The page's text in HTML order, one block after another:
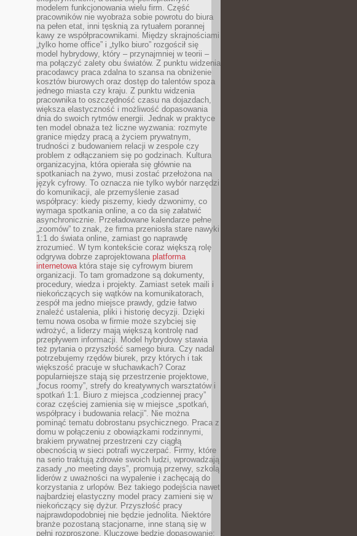
modelem funkcjonowania wielu firm. Część
pracowników nie wyobraża sobie powrotu do biura
na pełen etat, inni tęsknią za rytuałem porannej
kawy ze współpracownikami. Między skrajnościami
„tylko home office” i „tylko biuro” rozgościł się
model hybrydowy, który – przynajmniej w teorii –
ma połączyć zalety obu światów. Z punktu widzenia
pracodawcy praca zdalna to szansa na obniżenie
kosztów biurowych oraz dostęp do talentów spoza
jednego miasta czy kraju. Z punktu widzenia
pracownika to oszczędność czasu na dojazdach,
większa elastyczność i możliwość dopasowania
dnia do swoich rytmów energii. Jednak w praktyce
ten model obnaża też liczne wyzwania: rozmyte
granice między pracą a życiem prywatnym,
trudności z budowaniem relacji w zespole czy
problem z odłączaniem się po godzinach. Kultura
organizacyjna, która opierała się głównie na
spotkaniach na żywo, musi zostać przełożona na
język cyfrowy. To oznacza nie tylko wybór narzędzi
do komunikacji, ale przemyślenie zasad
współpracy: kiedy piszemy, kiedy dzwonimy, co
wymaga spotkania online, a co da się załatwić
asynchronicznie. Przeładowane kalendarze pełne
„zoomów” to znak, że firma przeniosła stare nawyki
1:1 do świata online, zamiast go naprawdę
zrozumieć. W tym kontekście coraz większą rolę
odgrywa dobrze zaprojektowana platforma
internetowaktóra staje się cyfrowym biurem
organizacji. To tam gromadzone są dokumenty,
procedury, wiedza i projekty. Zamiast setek maili i
niekończących się wątków na komunikatorach,
zespół ma jedno miejsce prawdy, gdzie łatwo
znaleźć ustalenia, pliki i historię decyzji. Dzięki
temu nowa osoba w firmie może szybciej się
wdrożyć, a liderzy mają większą kontrolę nad
przepływem informacji. Model hybrydowy stawia
też pytania o przyszłość samego biura. Czy nadal
potrzebujemy rzędów biurek, przy których i tak
większość pracuje w słuchawkach? Coraz
popularniejsze stają się przestrzenie projektowe,
„focus roomy”, strefy do kreatywnych warsztatów i
spotkań 1:1. Biuro z miejsca „codziennej pracy”
coraz częściej zamienia się w miejsce „spotkań,
współpracy i budowania relacji”. Nie można
pominąć tematu dobrostanu psychicznego. Praca z
domu w połączeniu z obowiązkami rodzinnymi,
brakiem prywatnej przestrzeni czy ciągłą
obecnością w sieci potrafi wyczerpać. Firmy, które
na serio traktują zdrowie swoich ludzi, wprowadzają
zasady „no meeting days”, promują przerwy, szkolą
liderów z uważności na wypalenie i zachęcają do
korzystania z urlopów. Bez takiego podejścia nawet
najbardziej elastyczny model pracy zamieni się w
niekończący się dyżur. Przyszłość pracy
najprawdopodobniej nie będzie jednolita. Niektóre
branże pozostaną stacjonarne, inne staną się w
pełni rozproszone. Kluczowe będzie dopasowanie: